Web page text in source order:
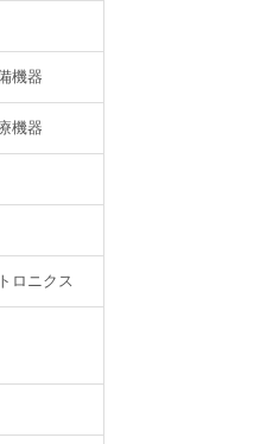
機器
機器
ロニクス